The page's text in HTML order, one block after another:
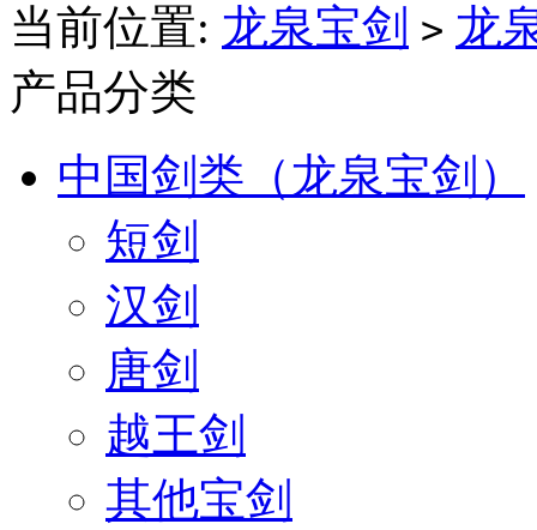
当前位置: 龙泉宝剑 > 龙
产品分类
中国剑类（龙泉宝剑）
短剑
汉剑
唐剑
越王剑
其他宝剑